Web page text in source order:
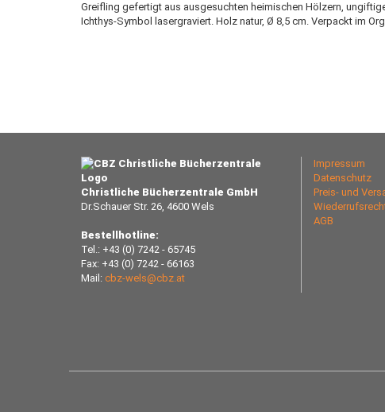
Greifling gefertigt aus ausgesuchten heimischen Hölzern,
Ichthys-Symbol lasergraviert. Holz natur, Ø 8,5 cm. Verpackt im
Christliche Bücherzentrale GmbH
Dr.Schauer Str. 26, 4600 Wels
Bestellhotline:
Tel.: +43 (0) 7242 - 65745
Fax: +43 (0) 7242 - 66163
Mail: cbz-wels@cbz.at
Impressum
Datenschutz
Preis- und
AGB